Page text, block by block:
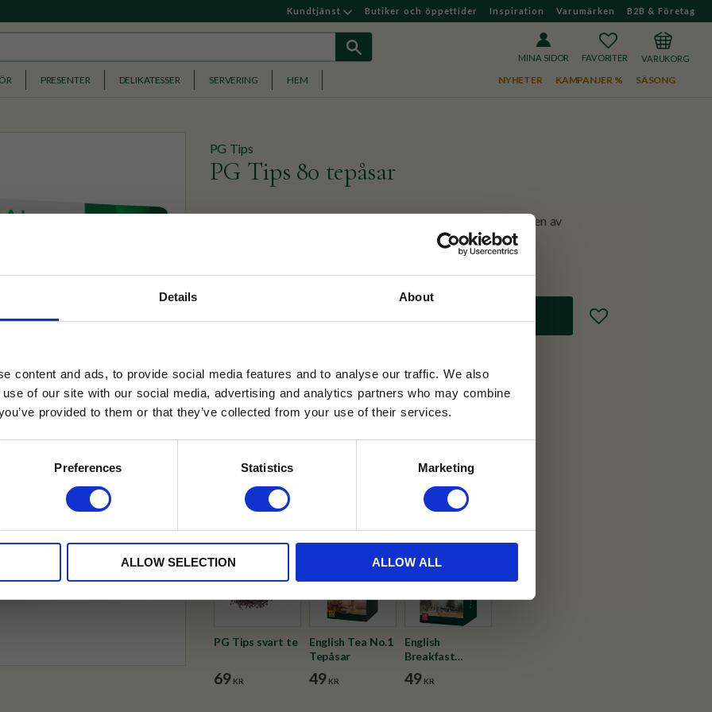
Details About
content and ads, to provide social media features and to analyse our traffic. We also
of our site with our social media, advertising and analytics partners who may combine
provided to them or that they’ve collected from your use of their services.
Preferences Statistics Marketing
ALLOW SELECTION ALLOW ALL
Kundtjänst Butiker och öppettider Inspiration Varumärken B2B & Företag
MINA SIDOR
FAVORITERKUNDVAGN
PRESENTER DELIKATESSER SERVERING HEM NYHETER KAMPANJER % SÄSONG
PG Tips
PG Tips 80 tepåsar
PG Tips har sitt ursprung i 1930-talet Manchester, och är nu en av
99KR
Lägg till i favoriter
✓ Fri frakt över 399 kr
✓ Betala direkt eller inom 30 dagar
✓ Gratis teprov i varje beställning
Visa alla produkter från PG Tips
PG Tips svart te
69 KR
English Tea No.1
Tepåsar
49 KR
English
Breakfast
Tepåsar
49 KR
Läs mer
Rabatten fungerar endast
med andra erbjudanden.